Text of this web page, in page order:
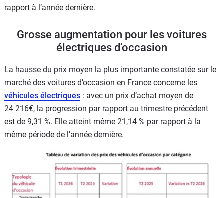
rapport à l’année dernière.
Grosse augmentation pour les voitures
électriques d’occasion
La hausse du prix moyen la plus importante constatée sur le
marché des voitures d’occasion en France concerne les
véhicules électriques : avec un prix d’achat moyen de
24 216€, la progression par rapport au trimestre précédent
est de 9,31 %. Elle atteint même 21,14 % par rapport à la
même période de l’année dernière.